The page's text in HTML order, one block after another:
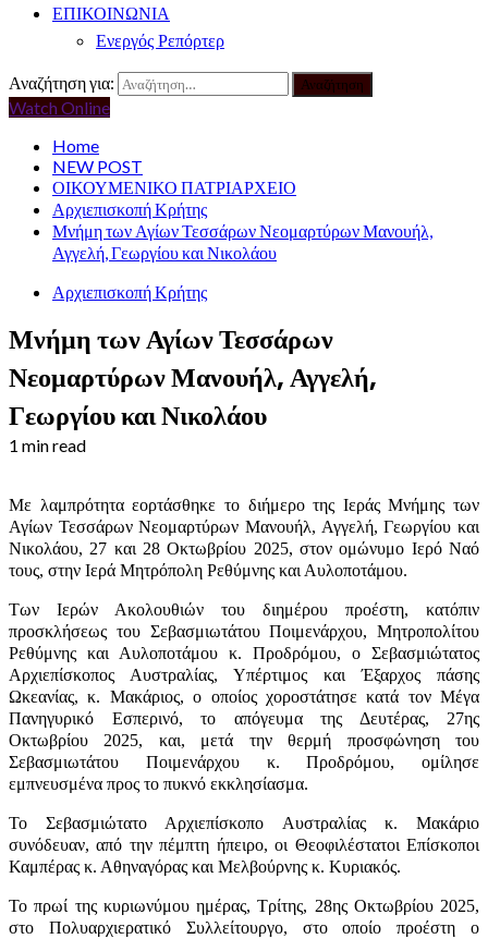
ΕΠΙΚΟΙΝΩΝΙΑ
Ενεργός Ρεπόρτερ
Αναζήτηση για:
Watch Online
Home
NEW POST
ΟΙΚΟΥΜΕΝΙΚΟ ΠΑΤΡΙΑΡΧΕΙΟ
Αρχιεπισκοπή Κρήτης
Μνήμη των Αγίων Τεσσάρων Νεομαρτύρων Μανουήλ,
Αγγελή, Γεωργίου και Νικολάου
Αρχιεπισκοπή Κρήτης
Μνήμη των Αγίων Τεσσάρων
Νεομαρτύρων Μανουήλ, Αγγελή,
Γεωργίου και Νικολάου
1 min read
Με λαμπρότητα εορτάσθηκε το διήμερο της Ιεράς Μνήμης των
Αγίων Τεσσάρων Νεομαρτύρων Μανουήλ, Αγγελή, Γεωργίου και
Νικολάου, 27 και 28 Οκτωβρίου 2025, στον ομώνυμο Ιερό Ναό
τους, στην Ιερά Μητρόπολη Ρεθύμνης και Αυλοποτάμου.
Των Ιερών Ακολουθιών του διημέρου προέστη, κατόπιν
προσκλήσεως του Σεβασμιωτάτου Ποιμενάρχου, Μητροπολίτου
Ρεθύμνης και Αυλοποτάμου κ. Προδρόμου, ο Σεβασμιώτατος
Αρχιεπίσκοπος Αυστραλίας, Υπέρτιμος και Έξαρχος πάσης
Ωκεανίας, κ. Μακάριος, ο οποίος χοροστάτησε κατά τον Μέγα
Πανηγυρικό Εσπερινό, το απόγευμα της Δευτέρας, 27ης
Οκτωβρίου 2025, και, μετά την θερμή προσφώνηση του
Σεβασμιωτάτου Ποιμενάρχου κ. Προδρόμου, ομίλησε
εμπνευσμένα προς το πυκνό εκκλησίασμα.
Το Σεβασμιώτατο Αρχιεπίσκοπο Αυστραλίας κ. Μακάριο
συνόδευαν, από την πέμπτη ήπειρο, οι Θεοφιλέστατοι Επίσκοποι
Καμπέρας κ. Αθηναγόρας και Μελβούρνης κ. Κυριακός.
Το πρωί της κυριωνύμου ημέρας, Τρίτης, 28ης Οκτωβρίου 2025,
στο Πολυαρχιερατικό Συλλείτουργο, στο οποίο προέστη ο